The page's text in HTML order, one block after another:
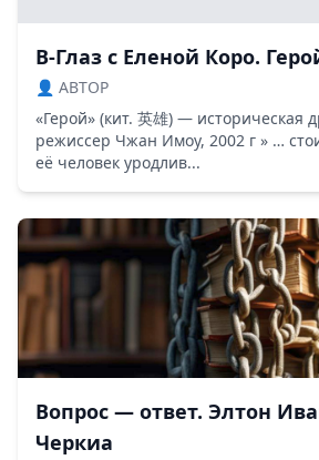
В-Глаз с Еленой Коро.
👤 ABTOP
«Герой» (кит. 英雄) — историческая
режиссер Чжан Имоу, 2002 г » …
её человек уродлив...
Вопрос — ответ. Элтон
Черкиа